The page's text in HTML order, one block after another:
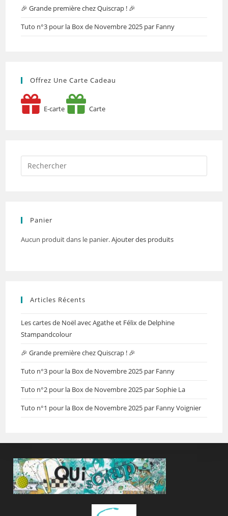
🎉 Grande première chez Quiscrap ! 🎉
Tuto n°3 pour la Box de Novembre 2025 par Fanny
Offrez Une Carte Cadeau
E-carte Carte
Panier
Aucun produit dans le panier.Ajouter des produits
Articles Récents
Les cartes de Noël avec Agathe et Félix de Delphine
Stampandcolour
🎉 Grande première chez Quiscrap ! 🎉
Tuto n°3 pour la Box de Novembre 2025 par Fanny
Tuto n°2 pour la Box de Novembre 2025 par Sophie La
Tuto n°1 pour la Box de Novembre 2025 par Fanny Voignier